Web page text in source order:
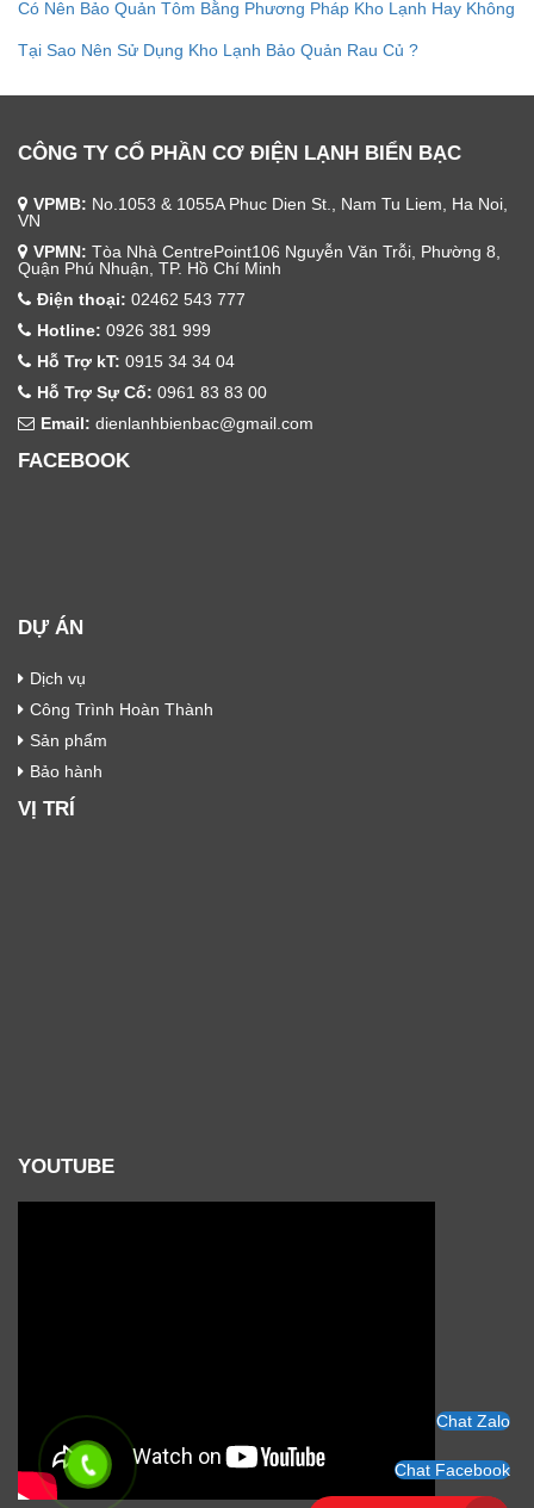
Có Nên Bảo Quản Tôm Bằng Phương Pháp Kho Lạnh Hay Không
Tại Sao Nên Sử Dụng Kho Lạnh Bảo Quản Rau Củ ?
CÔNG TY CỔ PHẦN CƠ ĐIỆN LẠNH BIỂN BẠC
VPMB: No.1053 & 1055A Phuc Dien St., Nam Tu Liem, Ha Noi,
VN
VPMN: Tòa Nhà CentrePoint106 Nguyễn Văn Trỗi, Phường 8,
Quận Phú Nhuận, TP. Hồ Chí Minh
Điện thoại: 02462 543 777
Hotline: 0926 381 999
Hỗ Trợ kT: 0915 34 34 04
Hỗ Trợ Sự Cố: 0961 83 83 00
Email: dienlanhbienbac@gmail.com
FACEBOOK
DỰ ÁN
Dịch vụ
Công Trình Hoàn Thành
Sản phẩm
Bảo hành
VỊ TRÍ
YOUTUBE
Chat Zalo
Chat Facebook